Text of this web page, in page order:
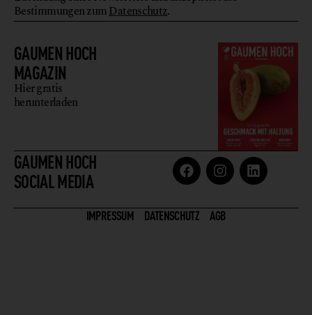
GAUMEN HOCH
MAGAZIN
Hier gratis
herunterladen
GAUMEN HOCH
SOCIAL MEDIA
Bestimmungen zumDatenschutz.
IMPRESSUM DATENSCHUTZ AGB